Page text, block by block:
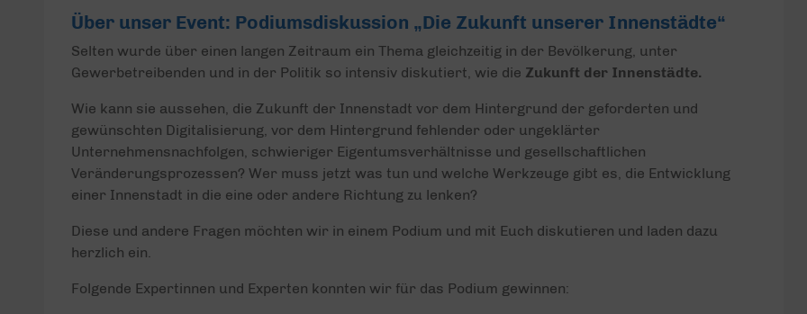
Über unser Event: Podiumsdiskussion „Die Zukunft unserer Innenstädte“
Selten wurde über einen langen Zeitraum ein Thema gleichzeitig in der Bevölkerung, unter
Gewerbetreibenden und in der Politik so intensiv diskutiert, wie die Zukunft der Innenstädte.
Wie kann sie aussehen, die Zukunft der Innenstadt vor dem Hintergrund der geforderten und
gewünschten Digitalisierung, vor dem Hintergrund fehlender oder ungeklärter
Unternehmensnachfolgen, schwieriger Eigentumsverhältnisse und gesellschaftlichen
Veränderungsprozessen? Wer muss jetzt was tun und welche Werkzeuge gibt es, die Entwicklung
einer Innenstadt in die eine oder andere Richtung zu lenken?
Diese und andere Fragen möchten wir in einem Podium und mit Euch diskutieren und laden dazu
herzlich ein.
Folgende Expertinnen und Experten konnten wir für das Podium gewinnen: